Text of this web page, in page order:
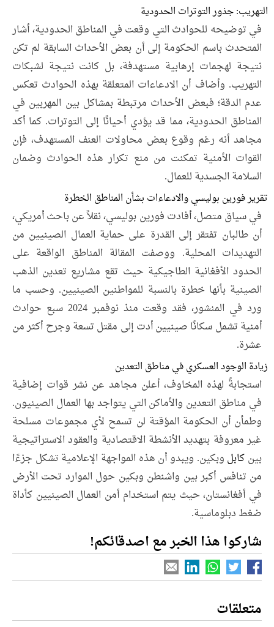
التهريب: جذور التوترات الحدودية
في توضيحه للحوادث التي وقعت في المناطق الحدودية، أشار
المتحدث باسم الحكومة إلى أن بعض الأحداث السابقة لم تكن
نتيجة لهجمات إرهابية مستهدفة، بل كانت نتيجة لشبكات
التهريب. وأضاف أن الادعاءات المتعلقة بهذه الحوادث تعكس
عدم الدقة؛ فبعض الأحداث مرتبطة بمشاكل بين المهربين في
المناطق الحدودية، مما قد يؤدي أحيانًا إلى التوترات. كما أكد
مجاهد أنه رغم وقوع بعض محاولات العنف المستهدف، فإن
القوات الأمنية تمكنت من منع تكرار هذه الحوادث وضمان
السلامة الجسدية للعمال.
تقرير فورين بوليسي والادعاءات بشأن المناطق الخطرة
في سياق متصل، أفادت فورين بوليسي، نقلاً عن باحث أمريكي،
أن طالبان تفتقر إلى القدرة على حماية العمال الصينيين من
التهديدات المحلية. ووصفت المقالة المناطق الواقعة على
الحدود الأفغانية الطاجيكية حيث تقع مشاريع تعدين الذهب
الصينية بأنها خطرة بالنسبة للمواطنين الصينيين. وحسب ما
ورد في المنشور، فقد وقعت منذ نوفمبر 2024 سبع حوادث
أمنية تشمل سكانًا صينيين أدت إلى مقتل تسعة وجرح أكثر من
عشرة.
زيادة الوجود العسكري في مناطق التعدين
استجابةً لهذه المخاوف، أعلن مجاهد عن نشر قوات إضافية
في مناطق التعدين والأماكن التي يتواجد بها العمال الصينيون.
وطمأن أن الحكومة المؤقتة لن تسمح لأي مجموعات مسلحة
غير معروفة بتهديد الأنشطة الاقتصادية والعقود الاستراتيجية
بين كابل وبكين. ويبدو أن هذه المواجهة الإعلامية تشكل جزءًا
من تنافس أكبر بين واشنطن وبكين حول الموارد تحت الأرض
في أفغانستان، حيث يتم استخدام أمن العمال الصينيين كأداة
ضغط دبلوماسية.
شاركوا هذا الخبر مع اصدقائكم!
متعلقات